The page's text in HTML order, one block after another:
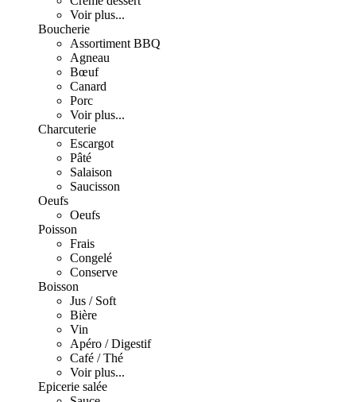
Voir plus...
Boucherie
Assortiment BBQ
Agneau
Bœuf
Canard
Porc
Voir plus...
Charcuterie
Escargot
Pâté
Salaison
Saucisson
Oeufs
Oeufs
Poisson
Frais
Congelé
Conserve
Boisson
Jus / Soft
Bière
Vin
Apéro / Digestif
Café / Thé
Voir plus...
Epicerie salée